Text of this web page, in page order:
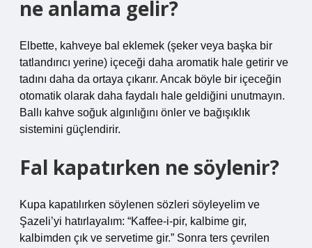
ne anlama gelir?
Elbette, kahveye bal eklemek (şeker veya başka bir
tatlandırıcı yerine) içeceği daha aromatik hale getirir ve
tadını daha da ortaya çıkarır. Ancak böyle bir içeceğin
otomatik olarak daha faydalı hale geldiğini unutmayın.
Ballı kahve soğuk algınlığını önler ve bağışıklık
sistemini güçlendirir.
Fal kapatırken ne söylenir?
Kupa kapatılırken söylenen sözleri söyleyelim ve
Şazeli’yi hatırlayalım: “Kaffee-i-pir, kalbime gir,
kalbimden çık ve servetime gir.” Sonra ters çevrilen